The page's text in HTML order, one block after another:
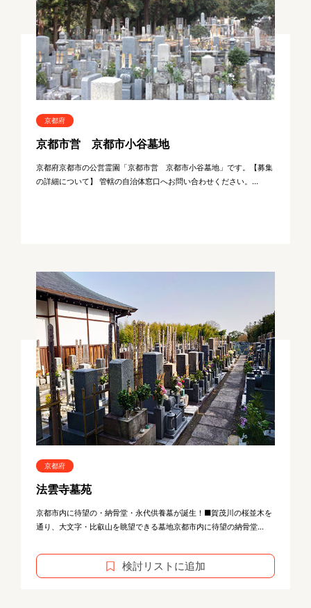
京都府
京都市営 京都市小谷墓地
京都府京都市の公営霊園「京都市営 京都市小谷墓地」です。【募集
の詳細について】 管轄の自治体窓口へお問い合わせください。...
京都府
法雲寺墓苑
京都市内に待望の・納骨堂・永代供養墓が誕生！■賀茂川の桜並木を
通り、大文字・比叡山を眺望できる墓地京都市内に待望の納骨堂...
検討リストに追加